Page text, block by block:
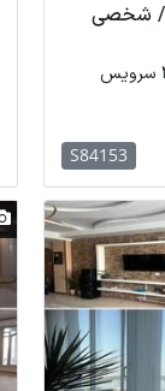
/ سه خواب / طبقه 2 / شخصی
S84153